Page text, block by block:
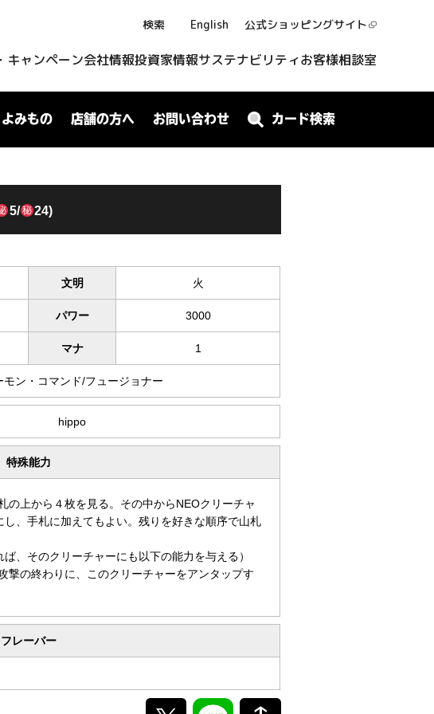
検索 English 公式ショッピングサイト
キャンペーン会社情報投資家情報サステナビリティお客様相談室
よみもの 店舗の方へ お問い合わせ カード検索
5/ 24)
文明 火
パワー 3000
マナ 1
モン・コマンド/フュージョナー
hippo
特殊能力
の上から４枚を見る。その中からNEOクリーチャ
、手札に加えてもよい。残りを好きな順序で山札
、そのクリーチャーにも以下の能力を与える）
撃の終わりに、このクリーチャーをアンタップす
フレーバー